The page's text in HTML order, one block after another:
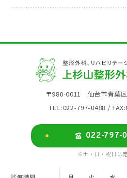
〒980-0011 仙台市青葉
TEL:022-797-0488 /
022-797-
※土・日・祝日は